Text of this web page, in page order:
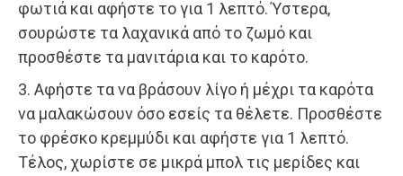
φωτιά και αφήστε το για 1 λεπτό. Ύστερα,
σουρώστε τα λαχανικά από το ζωμό και
προσθέστε τα μανιτάρια και το καρότο.
3. Αφήστε τα να βράσουν λίγο ή μέχρι τα καρότα
να μαλακώσουν όσο εσείς τα θέλετε. Προσθέστε
το φρέσκο κρεμμύδι και αφήστε για 1 λεπτό.
Τέλος, χωρίστε σε μικρά μπολ τις μερίδες και